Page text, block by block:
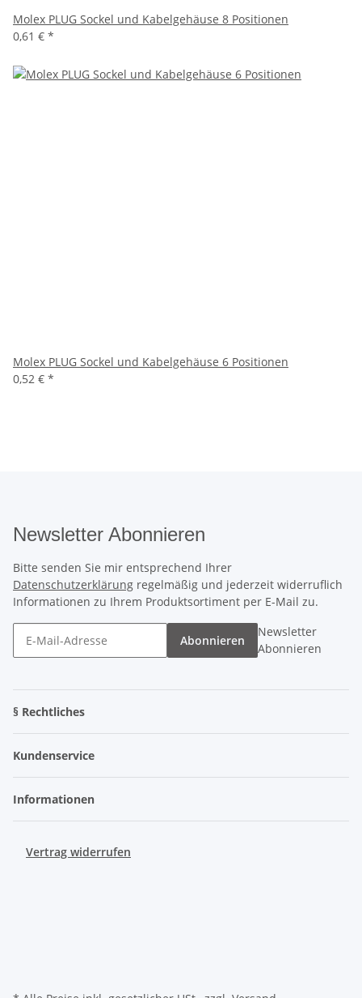
Molex PLUG Sockel und Kabelgehäuse 8 Positionen
0,61 € *
Molex PLUG Sockel und Kabelgehäuse 6 Positionen
0,52 € *
Newsletter Abonnieren
Bitte senden Sie mir entsprechend Ihrer
Datenschutzerklärung regelmäßig und jederzeit widerruflich
Informationen zu Ihrem Produktsortiment per E-Mail zu.
Abonnieren
Newsletter
Abonnieren
§ Rechtliches
Kundenservice
Informationen
Vertrag widerrufen